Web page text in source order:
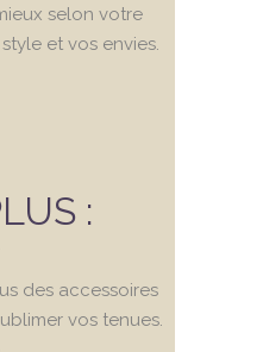
selon votre
et vos envies.
:
des accessoires
vos tenues.